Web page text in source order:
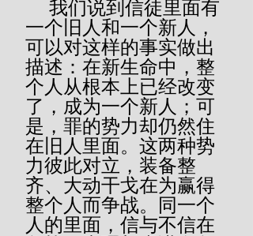
一个旧人和一个新人，
可以对这样的事实做出
描述：在新生命中，整
个人从根本上已经改变
了，成为一个新人；可
是，罪的势力却仍然住
在旧人里面。这两种势
力彼此对立，装备整
齐、大动干戈在为赢得
整个人而争战。同一个
人的里面，信与不信在